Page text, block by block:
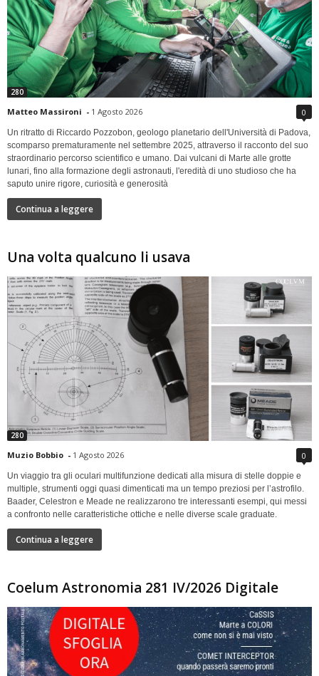
280
Matteo Massironi - 1 Agosto 2026 0
Un ritratto di Riccardo Pozzobon, geologo planetario dell'Università di Padova,
scomparso prematuramente nel settembre 2025, attraverso il racconto del suo
straordinario percorso scientifico e umano. Dai vulcani di Marte alle grotte
lunari, fino alla formazione degli astronauti, l'eredità di uno studioso che ha
saputo unire rigore, curiosità e generosità
Continua a leggere
Una volta qualcuno li usava
280
Muzio Bobbio - 1 Agosto 2026 0
Un viaggio tra gli oculari multifunzione dedicati alla misura di stelle doppie e
multiple, strumenti oggi quasi dimenticati ma un tempo preziosi per l’astrofilo.
Baader, Celestron e Meade ne realizzarono tre interessanti esempi, qui messi
a confronto nelle caratteristiche ottiche e nelle diverse scale graduate.
Continua a leggere
Coelum Astronomia 281 IV/2026 Digitale